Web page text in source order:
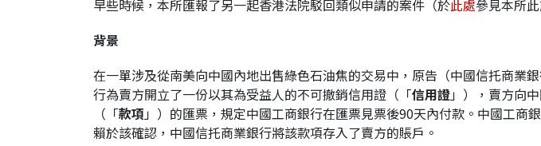
早些時候，本所匯報了另一起香港法院駁回類似申請的案件（於此處參見本所
背景
在一單涉及從南美向中國內地出售綠色石油焦的交易中，原告（中國信托商業
行為賣方開立了一份以其為受益人的不可撤銷信用證（「信用證」），賣方向
（「款項」）的匯票，規定中國工商銀行在匯票見票後90天內付款。中國工商
賴於該確認，中國信托商業銀行將該款項存入了賣方的賬戶。